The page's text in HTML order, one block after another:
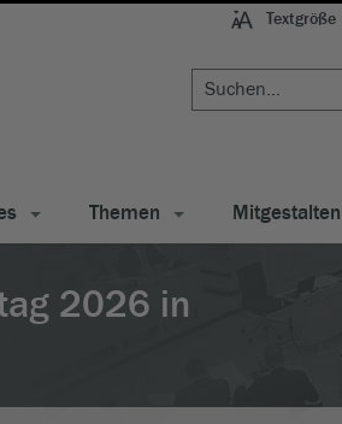
Textgröße
Themen Mitgestalten
2026 in